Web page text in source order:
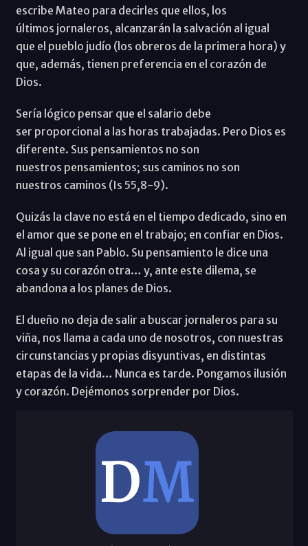
escribe Mateo para decirles que ellos, los
últimos jornaleros, alcanzarán la salvación al igual
que el pueblo judío (los obreros de la primera hora) y
que, además, tienen preferencia en el corazón de
Dios.
Sería lógico pensar que el salario debe
ser proporcional a las horas trabajadas. Pero Dios es
diferente. Sus pensamientos no son
nuestros pensamientos; sus caminos no son
nuestros caminos (Is 55,8-9).
Quizás la clave no está en el tiempo dedicado, sino en
el amor que se pone en el trabajo; en confiar en Dios.
Al igual que san Pablo. Su pensamiento le dice una
cosa y su corazón otra… y, ante este dilema, se
abandona a los planes de Dios.
El dueño no deja de salir a buscar jornaleros para su
viña, nos llama a cada uno de nosotros, con nuestras
circunstancias y propias disyuntivas, en distintas
etapas de la vida… Nunca es tarde. Pongamos ilusión
y corazón. Dejémonos sorprender por Dios.